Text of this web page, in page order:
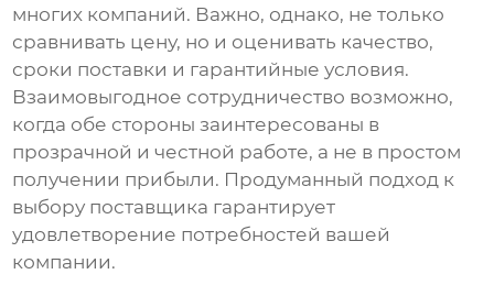
многих компаний. Важно, однако, не только
сравнивать цену, но и оценивать качество,
сроки поставки и гарантийные условия.
Взаимовыгодное сотрудничество возможно,
когда обе стороны заинтересованы в
прозрачной и честной работе, а не в простом
получении прибыли. Продуманный подход к
выбору поставщика гарантирует
удовлетворение потребностей вашей
компании.